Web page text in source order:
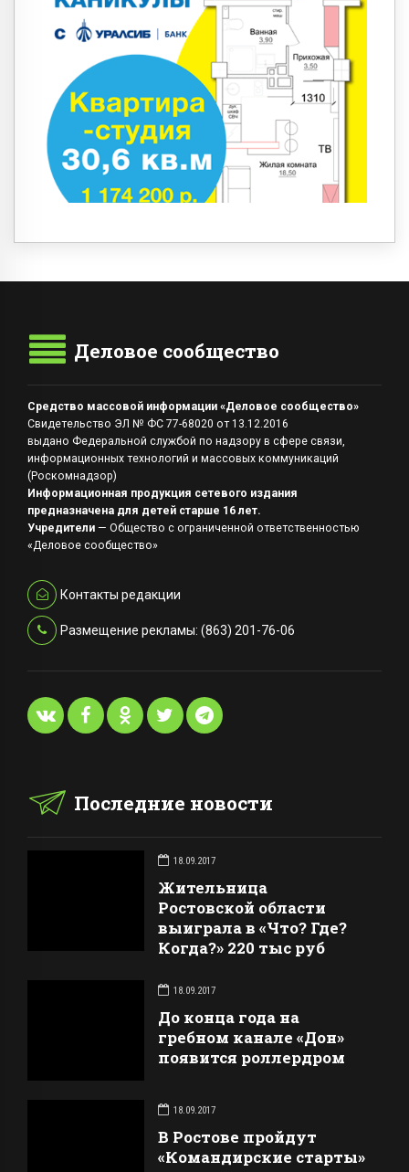
Деловое сообщество
Средство массовой информации «Деловое сообщество»
Свидетельство ЭЛ № ФС 77-68020 от 13.12.2016
выдано Федеральной службой по надзору в сфере связи,
информационных технологий и массовых коммуникаций
(Роскомнадзор)
Информационная продукция сетевого издания
предназначена для детей старше 16 лет.
Учредители — Общество с ограниченной ответственностью
«Деловое сообщество»
Контакты редакции
Размещение рекламы: (863) 201-76-06
Последние новости
18.09.2017
Жительница
Ростовской области
выиграла в «Что? Где?
Когда?» 220 тыс руб
18.09.2017
До конца года на
гребном канале «Дон»
появится роллердром
18.09.2017
В Ростове пройдут
«Командирские старты»